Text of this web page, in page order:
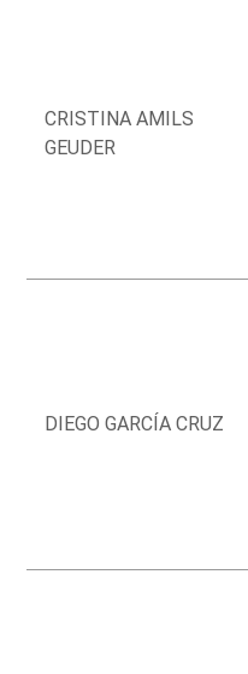
CRISTINA AMILS
GEUDER
DIEGO GARCÍA CRUZ